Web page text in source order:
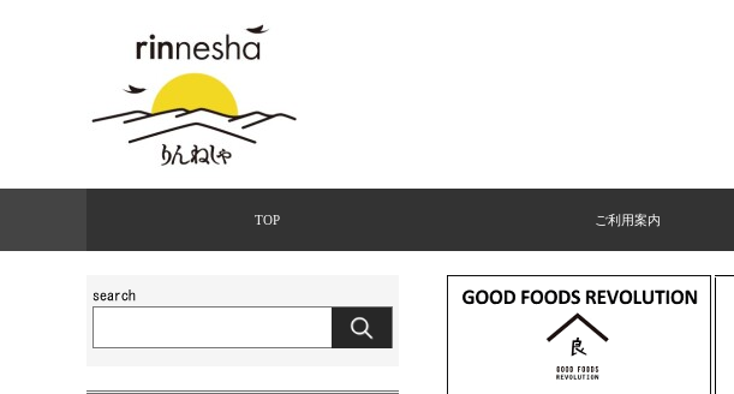
TOP ご利用案内